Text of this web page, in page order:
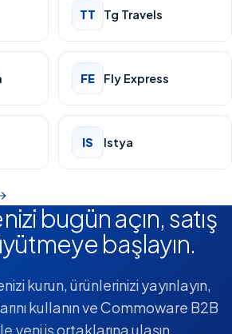
TT Tg Travels
FE Fly Express
IS Istya
bugün açın, satış
başlayın.
kurun, ürünlerinizi yayınlayın,
kullanın ve Commoware B2B
yeni iş ortaklarına ulaşın.